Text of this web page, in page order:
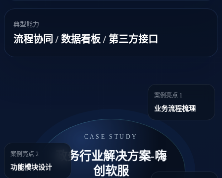
典型能力
流程协同 / 数据看板 / 第三方接口
CASE STUDY
政务行业解决方案-嗨
创软服
案例亮点 1
业务流程梳理
案例亮点 2
功能模块设计